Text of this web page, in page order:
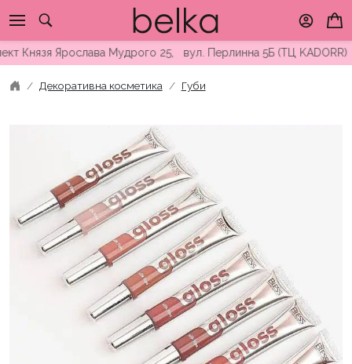
to
contentЯрослава Мудрого 25, вул. Перлинна 5Б (ТЦ KADORR) ∘
Декоративна косметика Губи